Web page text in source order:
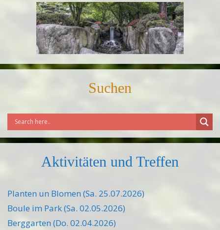
Suchen
Aktivitäten und Treffen
Planten un Blomen (Sa. 25.07.2026)
Boule im Park (Sa. 02.05.2026)
Berggarten (Do. 02.04.2026)